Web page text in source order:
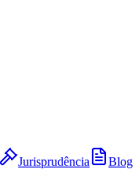
Jurisprudência
Blog